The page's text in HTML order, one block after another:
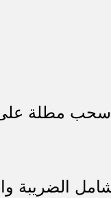
سحب مطلة
الضريبة